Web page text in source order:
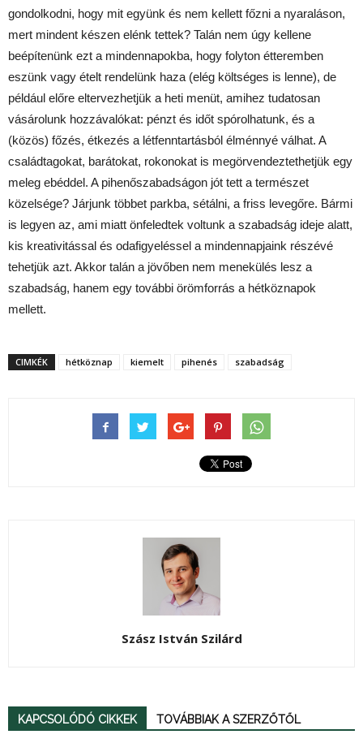
gondolkodni, hogy mit együnk és nem kellett főzni a nyaraláson,
mert mindent készen elénk tettek? Talán nem úgy kellene
beépítenünk ezt a mindennapokba, hogy folyton étteremben
eszünk vagy ételt rendelünk haza (elég költséges is lenne), de
például előre eltervezhetjük a heti menüt, amihez tudatosan
vásárolunk hozzávalókat: pénzt és időt spórolhatunk, és a
(közös) főzés, étkezés a létfenntartásból élménnyé válhat. A
családtagokat, barátokat, rokonokat is megörvendeztethetjük egy
meleg ebéddel. A pihenőszabadságon jót tett a természet
közelsége? Járjunk többet parkba, sétálni, a friss levegőre. Bármi
is legyen az, ami miatt önfeledtek voltunk a szabadság ideje alatt,
kis kreativitással és odafigyeléssel a mindennapjaink részévé
tehetjük azt. Akkor talán a jövőben nem menekülés lesz a
szabadság, hanem egy további örömforrás a hétköznapok
mellett.
CIMKÉK hétköznap kiemelt pihenés szabadság
Szász István Szilárd
KAPCSOLÓDÓ CIKKEK TOVÁBBIAK A SZERZŐTŐL